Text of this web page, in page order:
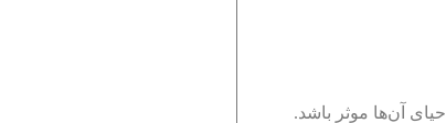
آن‌ها موثر باشد.